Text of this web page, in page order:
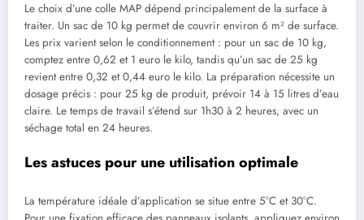
Le choix d’une colle MAP dépend principalement de la surface à
traiter. Un sac de 10 kg permet de couvrir environ 6 m² de surface.
Les prix varient selon le conditionnement : pour un sac de 10 kg,
comptez entre 0,62 et 1 euro le kilo, tandis qu’un sac de 25 kg
revient entre 0,32 et 0,44 euro le kilo. La préparation nécessite un
dosage précis : pour 25 kg de produit, prévoir 14 à 15 litres d’eau
claire. Le temps de travail s’étend sur 1h30 à 2 heures, avec un
séchage total en 24 heures.
Les astuces pour une utilisation optimale
La température idéale d’application se situe entre 5°C et 30°C.